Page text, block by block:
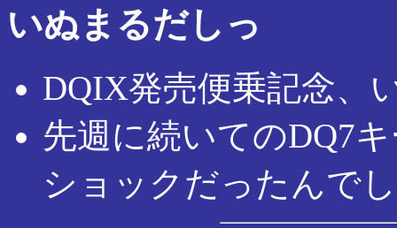
いぬまるだしっ
DQIX発売便乗記念、
先週に続いてのDQ7
ショックだったんで